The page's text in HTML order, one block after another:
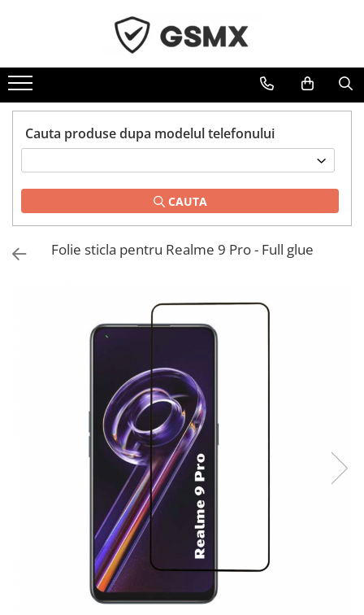
Folii de protectie
Folii Samsung
Folii Iphone
Folii Motorola
Folii OnePlus
Huse Telefoane
Huse Samsung
Huse Motorola
Cauta produse dupa modelul telefonului
CAUTA
Folie sticla pentru Realme 9 Pro - Full glue